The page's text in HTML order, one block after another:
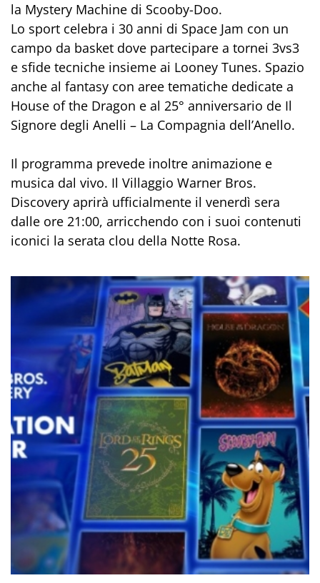
la Mystery Machine di Scooby-Doo.
Lo sport celebra i 30 anni di Space Jam con un
campo da basket dove partecipare a tornei 3vs3
e sfide tecniche insieme ai Looney Tunes. Spazio
anche al fantasy con aree tematiche dedicate a
House of the Dragon e al 25° anniversario de Il
Signore degli Anelli – La Compagnia dell’Anello.
Il programma prevede inoltre animazione e
musica dal vivo. Il Villaggio Warner Bros.
Discovery aprirà ufficialmente il venerdì sera
dalle ore 21:00, arricchendo con i suoi contenuti
iconici la serata clou della Notte Rosa.